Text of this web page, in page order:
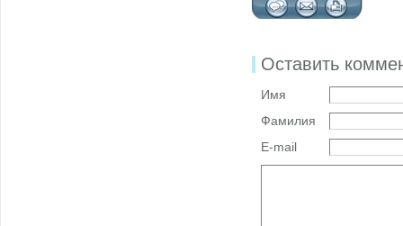
Оставить
Имя
Фамилия
E-mail